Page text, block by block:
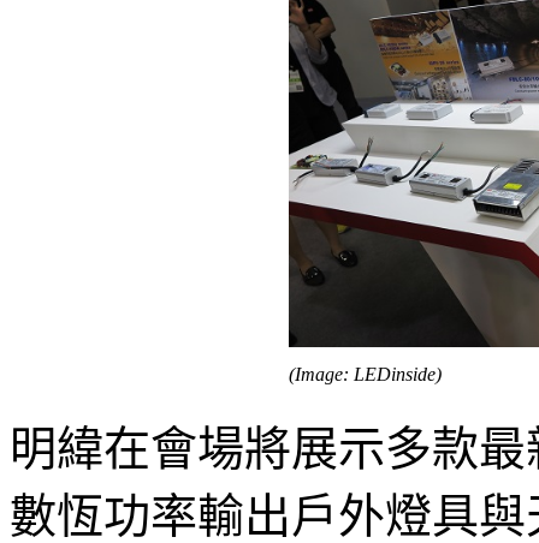
(Image: LEDinside)
明緯在會場將展示多款
數恆功率輸出戶外燈具